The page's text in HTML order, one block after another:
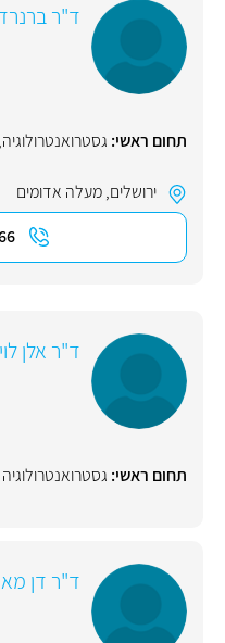
ד"ר
תחום ראשי: גסטרואנטרולוגיה,
ירושלים,מעלה אדומים
ד"ר אלן לוי
תחום ראשי: גסטרואנטרולוגיה
ד"ר דן